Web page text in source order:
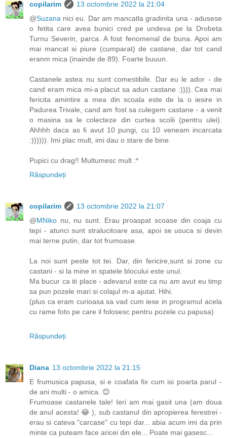
copilarim
13 octombrie 2022 la 21:04
@Suzana nici eu. Dar am mancatla gradinita una - adusese
o fetita care avea bunici cred pe undeva pe la Drobeta
Turnu Severin, parca. A fost fenomenal de buna. Apoi am
mai mancat si piure (cumparat) de castane, dar tot cand
eranm mica (inainde de 89). Foarte buuun.
Castanele astea nu sunt comestibile. Dar eu le ador - de
cand eram mica mi-a placut sa adun castane :)))). Cea mai
fericita amintire a mea din scoala este de la o iesire in
Padurea Trivale, cand am fost sa culegem castane - a venit
o masina sa le colecteze din curtea scolii (pentru ulei).
Ahhhh daca as fi avut 10 pungi, cu 10 veneam incarcata
:)))))). Imi plac mult, imi dau o stare de bine.
Pupici cu drag!! Multumesc mult :*
Răspundeți
copilarim
13 octombrie 2022 la 21:07
@MNiko nu, nu sunt. Erau proaspat scoase din coaja cu
tepi - atunci sunt stralucitoare asa, apoi se usuca si devin
mai terne putin, dar tot frumoase.
La noi sunt peste tot tei. Dar, din fericire,sunt si zone cu
castani - si la mine in spatele blocului este unul.
Ma bucur ca iti place - adevarul este ca nu am avut eu timp
sa pun pozele mari si colajul m-a ajutat. Hihi.
(plus ca eram curioasa sa vad cum iese in programul acela
cu rame foto pe care il folosesc pentru pozele cu papusa)
Răspundeți
Diana 13 octombrie 2022 la 21:15
E frumusica papusa, si e coafata fix cum isi poarta parul -
de ani multi - o amica. 😊
Frumoase castanele tale! Ieri am mai gasit una (am doua
de anul acesta! 😂 ), sub castanul din apropierea ferestrei -
erau si cateva "carcase" cu tepi dar... abia acum imi da prin
minte ca puteam face aricei din ele... Poate mai gasesc...